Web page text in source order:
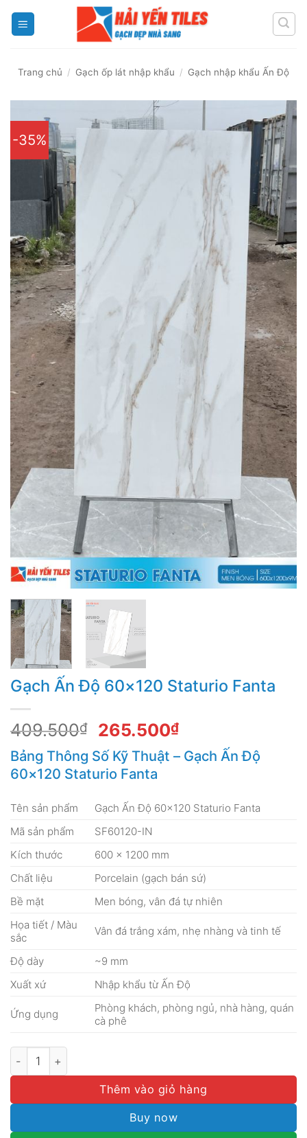
Trang chủ / Gạch ốp lát nhập khẩu / Gạch nhập khẩu Ấn Độ
-35%
Gạch Ấn Độ 60×120 Staturio Fanta
409.500₫
Giá
gốc
là:
409.500₫.
265.500₫Giá
hiện
tại
Bảng Thông Số Kỹ Thuật – Gạch Ấn Độ
60×120 Staturio Fanta
Tên sản phẩm
Gạch Ấn Độ 60×120 Staturio Fanta
Mã sản phẩm
SF60120-IN
Kích thước
600 × 1200 mm
Chất liệu
Porcelain (gạch bán sứ)
Bề mặt
Men bóng, vân đá tự nhiên
Họa tiết / Màu
sắc
Vân đá trắng xám, nhẹ nhàng và tinh tế
Độ dày
~9 mm
Xuất xứ
Nhập khẩu từ Ấn Độ
Ứng dụng
Phòng khách, phòng ngủ, nhà hàng, quán
cà phê
Gạch Ấn Độ 60x120 Staturio Fanta số lượng
Thêm vào giỏ hàng
Buy now